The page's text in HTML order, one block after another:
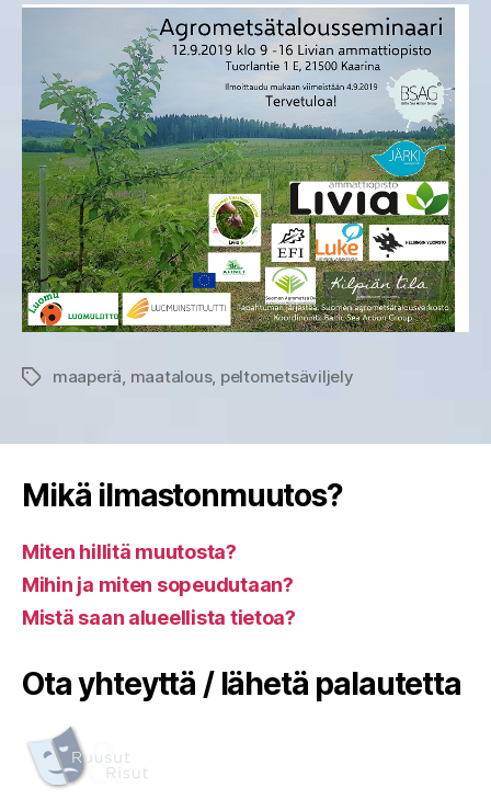
Avainsanat
maaperä maatalous, peltometsäviljely
Mikä ilmastonmuutos?
Miten hillitä muutosta?
Mihin ja miten sopeudutaan?
Mistä saan alueellista tietoa?
Ota yhteyttä / lähetä palautetta